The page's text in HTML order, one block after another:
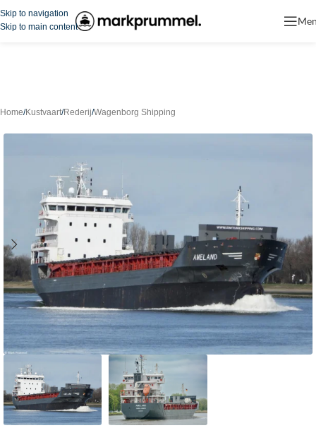
Skip to navigation
Skip to main content
Home/Kustvaart/Rederij/Wagenborg Shipping